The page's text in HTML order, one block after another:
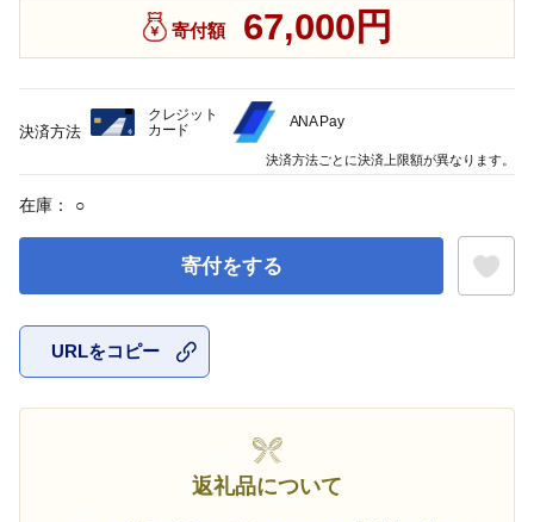
寄付額 67,000円
在庫： ○
寄付をする
URLをコピー
返礼品について
決済方法
クレジット
カード
ANA Pay
決済方法ごとに決済上限額が異なります。